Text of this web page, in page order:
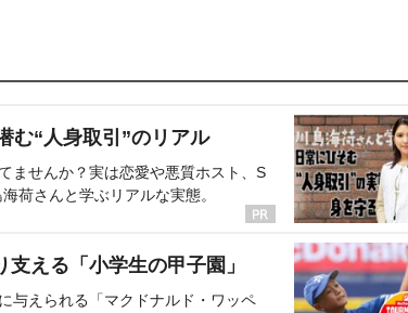
む“人身取引”のリアル
ませんか？実は恋愛や悪質ホスト、S
荷さんと学ぶリアルな実態。
える「小学生の甲子園」
与えられる「マクドナルド・ワッペ